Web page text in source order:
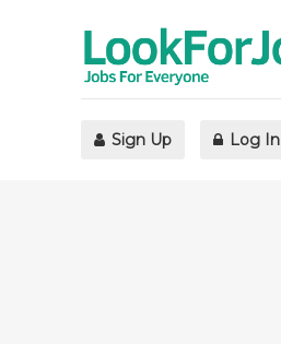
Sign Up Log In